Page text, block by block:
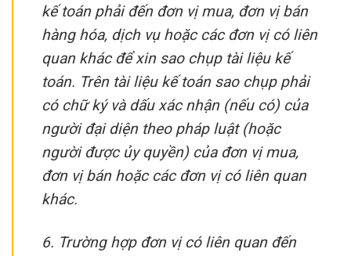
kế toán phải đến đơn vị mua, đơn vị bán
hàng hóa, dịch vụ hoặc các đơn vị có liên
quan khác để xin sao chụp tài liệu kế
toán. Trên tài liệu kế toán sao chụp phải
có chữ ký và dấu xác nhận (nếu có) của
người đại diện theo pháp luật (hoặc
người được ủy quyền) của đơn vị mua,
đơn vị bán hoặc các đơn vị có liên quan
khác.
6. Trường hợp đơn vị có liên quan đến